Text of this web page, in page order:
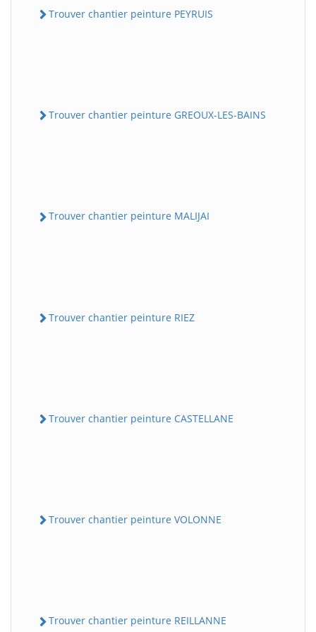
Trouver chantier peinture PEYRUIS
Trouver chantier peinture GREOUX-LES-BAINS
Trouver chantier peinture MALIJAI
Trouver chantier peinture RIEZ
Trouver chantier peinture CASTELLANE
Trouver chantier peinture VOLONNE
Trouver chantier peinture REILLANNE